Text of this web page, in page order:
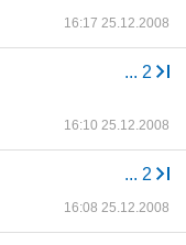
16:17 25.12.2008
... 2
16:10 25.12.2008
... 2
16:08 25.12.2008